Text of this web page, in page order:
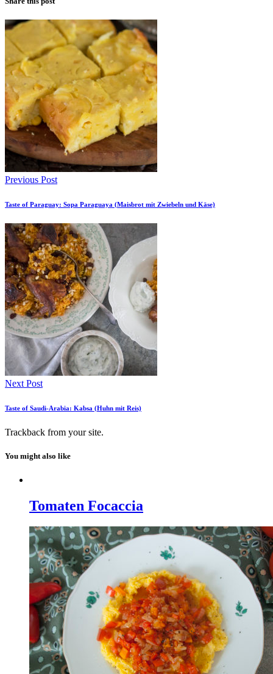
Previous Post
Taste of Paraguay: Sopa Paraguaya (Maisbrot mit Zwiebeln und Käse)
Next Post
Taste of Saudi-Arabia: Kabsa (Huhn mit Reis)
Trackback from your site.
You might also like
Tomaten Focaccia